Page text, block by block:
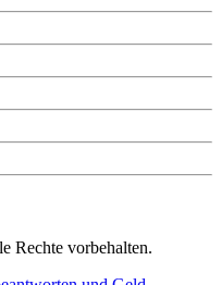
Rechte vorbehalten.